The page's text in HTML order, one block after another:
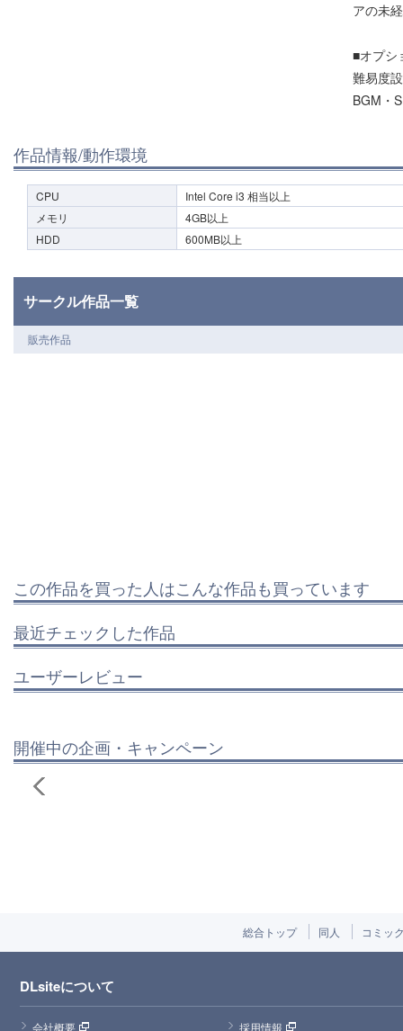
アの未
■オプシ
難易度
BGM・
作品情報/動作環境
CPU
Intel Core i3 相当以上
メモリ
4GB以上
HDD
600MB以上
サークル作品一覧
販売作品
この作品を買った人はこんな作品も買っています
最近チェックした作品
ユーザーレビュー
開催中の企画・キャンペーン
総合トップ 同人 コミッ
DLsiteについて
会社概要 採用情報